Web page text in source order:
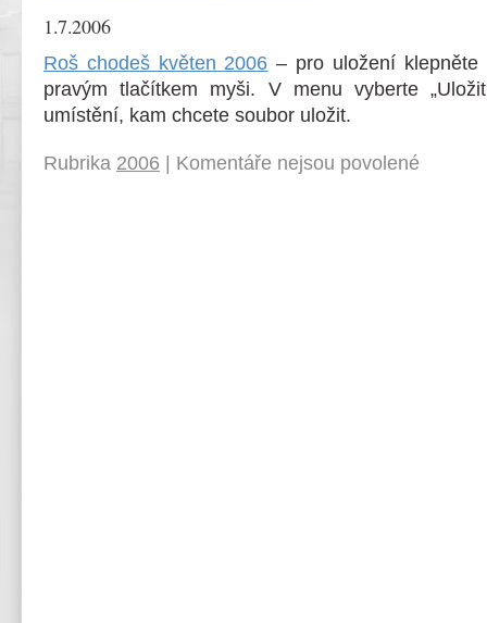
1.7.2006
Roš chodeš květen 2006 – pro uložení
pravým tlačítkem myši. V menu vyberte
umístění, kam chcete soubor uložit.
Rubrika 2006 Komentáře nejsou povolené